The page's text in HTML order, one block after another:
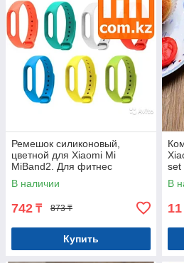
Ремешок силиконовый,
цветной для Xiaomi Mi
MiBand2. Для фитнес
браслета. Арт.5485
В наличии
742 ₸ 873 ₸
Купить
set
В